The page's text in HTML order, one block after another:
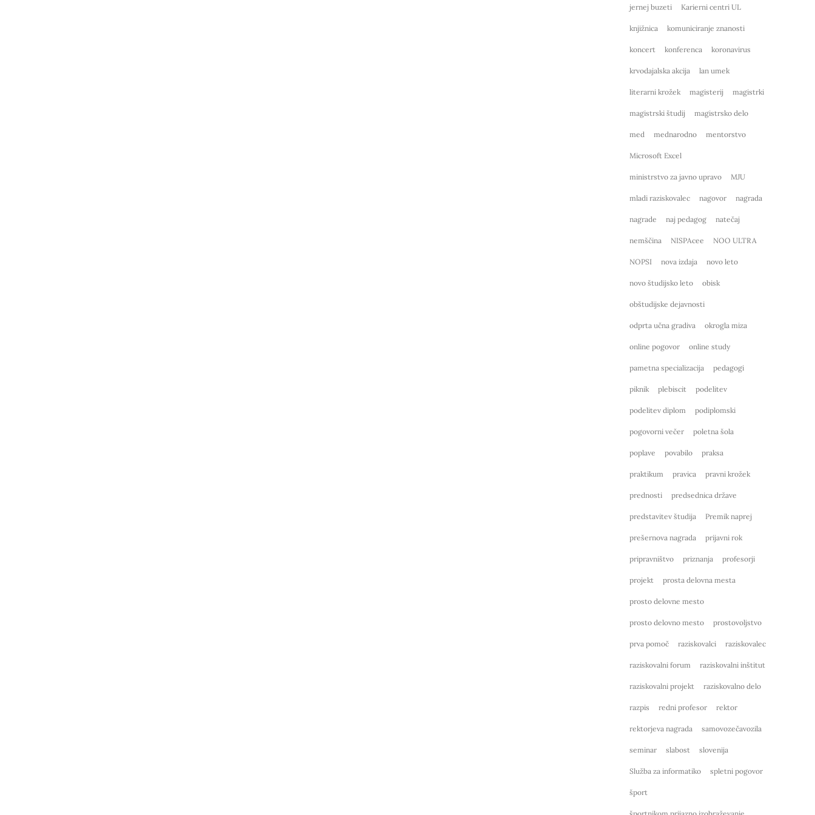
jernej buzeti Karierni centri UL
knjižnica komuniciranje znanosti
koncert konferenca koronavirus
krvodajalska akcija lan umek
literarni krožek magisterij magistrki
magistrski študij magistrsko delo
med mednarodno mentorstvo
Microsoft Excel
ministrstvo za javno upravo MJU
mladi raziskovalec nagovor nagrada
nagrade naj pedagog natečaj
nemščina NISPAcee NOO ULTRA
NOPSI nova izdaja novo leto
novo študijsko leto obisk
obštudijske dejavnosti
odprta učna gradiva okrogla miza
online pogovor online study
pametna specializacija pedagogi
piknik plebiscit podelitev
podelitev diplom podiplomski
pogovorni večer poletna šola
poplave povabilo praksa
praktikum pravica pravni krožek
prednosti predsednica države
predstavitev študija Premik naprej
prešernova nagrada prijavni rok
pripravništvo priznanja profesorji
projekt prosta delovna mesta
prosto delovne mesto
prosto delovno mesto prostovoljstvo
prva pomoč raziskovalci raziskovalec
raziskovalni forum raziskovalni inštitut
raziskovalni projekt raziskovalno delo
razpis redni profesor rektor
rektorjeva nagrada samovozečavozila
seminar slabost slovenija
Služba za informatiko spletni pogovor
šport